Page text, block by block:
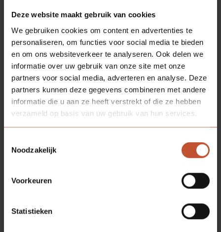
Deze website maakt gebruik van cookies
We gebruiken cookies om content en advertenties te
personaliseren, om functies voor social media te bieden
en om ons websiteverkeer te analyseren. Ook delen we
informatie over uw gebruik van onze site met onze
partners voor social media, adverteren en analyse. Deze
partners kunnen deze gegevens combineren met andere
informatie die u aan ze heeft verstrekt of die ze hebben
verzameld op basis van uw gebruik van hun services.
Noodzakelijk
Voorkeuren
Statistieken
RVSSCHUIFKOM ZWART
Bekijk model